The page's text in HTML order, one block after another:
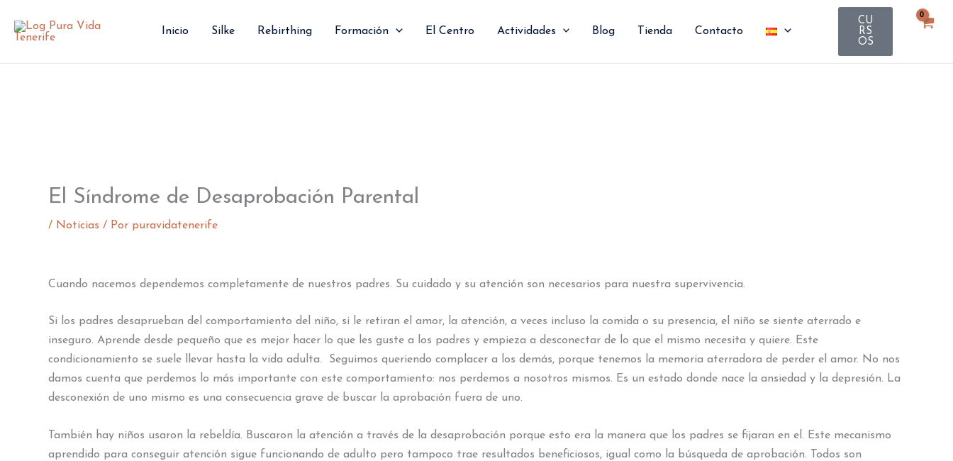
Inicio Silke Rebirthing Formación El Centro Actividades Blog Tienda Contacto
CU
RS
OS
El Síndrome de Desaprobación Parental
/ Noticias / Por puravidatenerife
Cuando nacemos dependemos completamente de nuestros padres. Su cuidado y su atención son necesarios para nuestra supervivencia.
Si los padres desaprueban del comportamiento del niño, si le retiran el amor, la atención, a veces incluso la comida o su presencia, el niño se siente aterrado e
inseguro. Aprende desde pequeño que es mejor hacer lo que les guste a los padres y empieza a desconectar de lo que el mismo necesita y quiere. Este
condicionamiento se suele llevar hasta la vida adulta. Seguimos queriendo complacer a los demás, porque tenemos la memoria aterradora de perder el amor. No nos
damos cuenta que perdemos lo más importante con este comportamiento: nos perdemos a nosotros mismos. Es un estado donde nace la ansiedad y la depresión. La
desconexión de uno mismo es una consecuencia grave de buscar la aprobación fuera de uno.
También hay niños usaron la rebeldía. Buscaron la atención a través de la desaprobación porque esto era la manera que los padres se fijaran en el. Este mecanismo
aprendido para conseguir atención sigue funcionando de adulto pero tampoco trae resultados beneficiosos, igual como la búsqueda de aprobación. Todos son